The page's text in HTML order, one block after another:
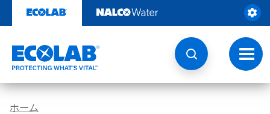
テ
る
ト
グ
ル
ナ
ホーム